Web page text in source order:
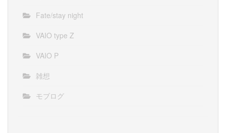
Fate/stay night
VAIO type Z
VAIO P
雑想
モブログ